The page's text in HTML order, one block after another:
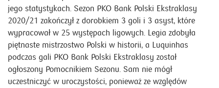
jego statystykach. Sezon PKO Bank Polski Ekstraklasy
2020/21 zakończył z dorobkiem 3 goli i 3 asyst, które
wypracował w 25 występach ligowych. Legia zdobyła
piętnaste mistrzostwo Polski w historii, a Luquinhas
podczas gali PKO Bank Polski Ekstraklasy został
ogłoszony Pomocnikiem Sezonu. Sam nie mógł
uczestniczyć w uroczystości, ponieważ ze względów